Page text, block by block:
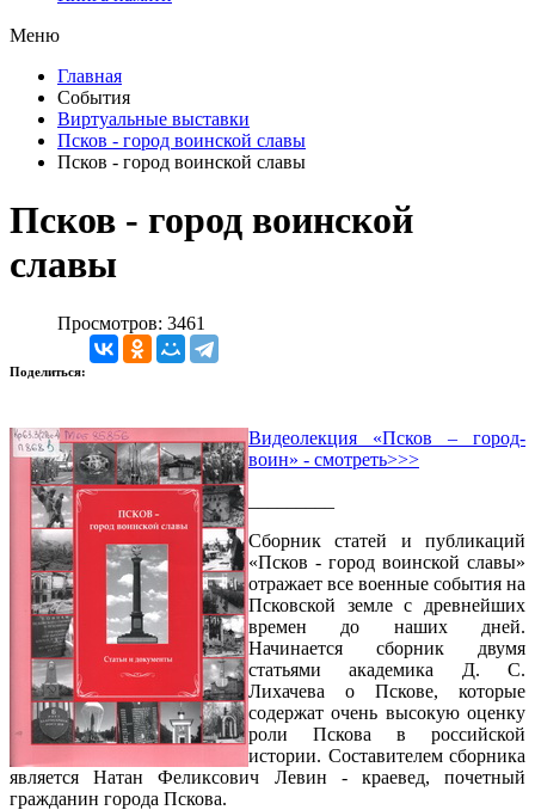
Меню
Главная
События
Виртуальные выставки
Псков - город воинской славы
Псков - город воинской славы
Псков - город воинской
славы
Просмотров: 3461
Поделиться:
Видеолекция «Псков – город-
воин» - смотреть>>>
Сборник статей и публикаций
«Псков - город воинской славы»
отражает все военные события на
Псковской земле с древнейших
времен до наших дней.
Начинается сборник двумя
статьями академика Д. С.
Лихачева о Пскове, которые
содержат очень высокую оценку
роли Пскова в российской
истории. Составителем сборника
является Натан Феликсович Левин - краевед, почетный
гражданин города Пскова.